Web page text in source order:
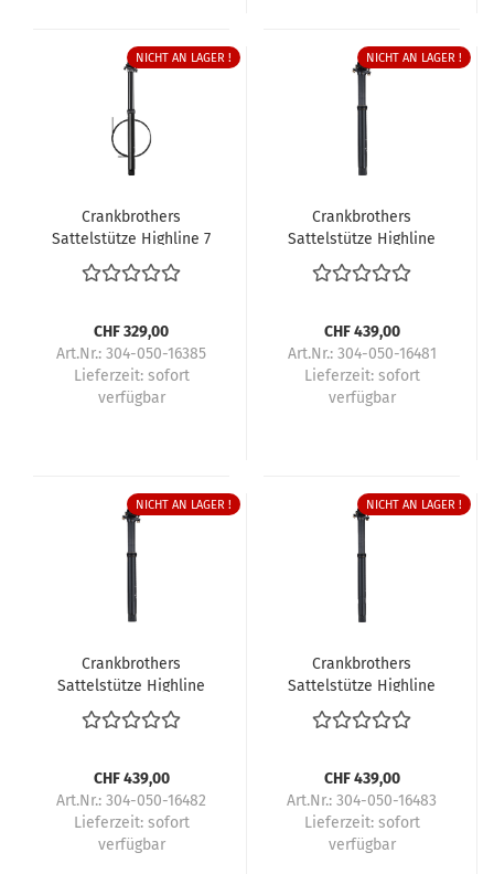
NICHT AN LAGER !
Crankbrothers
Sattelstütze Highline 7
CHF 329,00
Art.Nr.: 304-050-16385
Lieferzeit: sofort
verfügbar
NICHT AN LAGER !
Crankbrothers
Sattelstütze Highline
11
CHF 439,00
Art.Nr.: 304-050-16481
Lieferzeit: sofort
verfügbar
NICHT AN LAGER !
Crankbrothers
Sattelstütze Highline
11
CHF 439,00
Art.Nr.: 304-050-16482
Lieferzeit: sofort
verfügbar
NICHT AN LAGER !
Crankbrothers
Sattelstütze Highline
11
CHF 439,00
Art.Nr.: 304-050-16483
Lieferzeit: sofort
verfügbar